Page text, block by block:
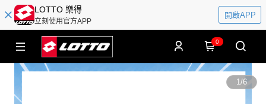
LOTTO 樂得
立刻使用官方APP
開啟APP
0
1/6